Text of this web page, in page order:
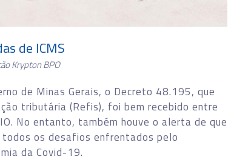
de ICMS
Krypton BPO
de Minas Gerais, o Decreto 48.195, que
tributária (Refis), foi bem recebido entre
No entanto, também houve o alerta de que
os desafios enfrentados pelo
da Covid-19.